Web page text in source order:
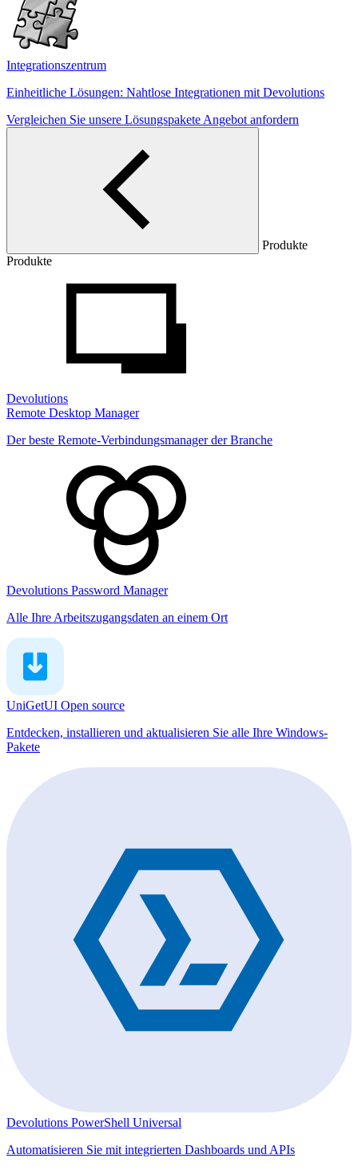
Integrationszentrum
Einheitliche Lösungen: Nahtlose Integrationen mit Devolutions
Vergleichen Sie unsere Lösungspakete Angebot anfordern
Produkte
Produkte
Devolutions
Remote Desktop Manager
Der beste Remote-Verbindungsmanager der Branche
Devolutions Password Manager
Alle Ihre Arbeitszugangsdaten an einem Ort
UniGetUI Open source
Entdecken, installieren und aktualisieren Sie alle Ihre Windows-
Pakete
Devolutions PowerShell Universal
Automatisieren Sie mit integrierten Dashboards und APIs